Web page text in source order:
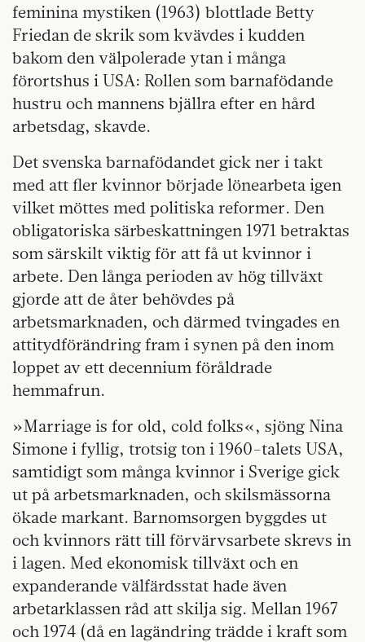
feminina mystiken (1963) blottlade Betty
Friedan de skrik som kvävdes i kudden
bakom den välpolerade ytan i många
förortshus i USA: Rollen som barnafödande
hustru och mannens bjällra efter en hård
arbetsdag, skavde.
Det svenska barnafödandet gick ner i takt
med att fler kvinnor började lönearbeta igen
vilket möttes med politiska reformer. Den
obligatoriska särbeskattningen 1971 betraktas
som särskilt viktig för att få ut kvinnor i
arbete. Den långa perioden av hög tillväxt
gjorde att de åter behövdes på
arbetsmarknaden, och därmed tvingades en
attitydförändring fram i synen på den inom
loppet av ett decennium föråldrade
hemmafrun.
»Marriage is for old, cold folks«, sjöng Nina
Simone i fyllig, trotsig ton i 1960-talets USA,
samtidigt som många kvinnor i Sverige gick
ut på arbetsmarknaden, och skilsmässorna
ökade markant. Barnomsorgen byggdes ut
och kvinnors rätt till förvärvsarbete skrevs in
i lagen. Med ekonomisk tillväxt och en
expanderande välfärdsstat hade även
arbetarklassen råd att skilja sig. Mellan 1967
och 1974 (då en lagändring trädde i kraft som